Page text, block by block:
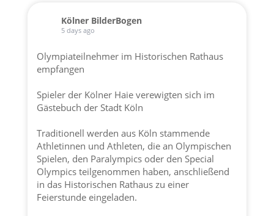
Kölner BilderBogen
5 days ago
Olympiateilnehmer im Historischen Rathaus
empfangen
Spieler der Kölner Haieverewigten sich im
Gästebuch der Stadt Köln
Traditionell werden aus Köln stammende
Athletinnen und Athleten, die an Olympischen
Spielen, den Paralympics oder den Special
Olympics teilgenommen haben, anschließend
in das Historischen Rathaus zu einer
Feierstunde eingeladen.